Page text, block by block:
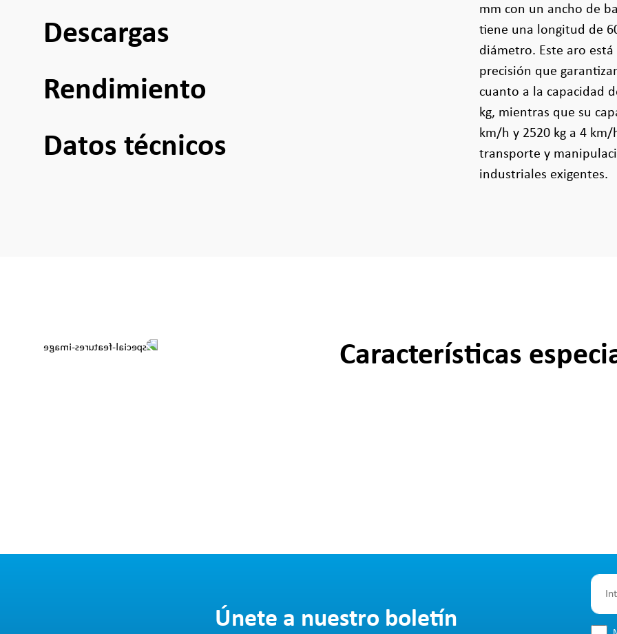
Descargas
Rendimiento
Datos técnicos
mm con un ancho de
tiene una longitud de
diámetro. Este aro
precisión que
cuanto a la capacidad
kg, mientras que su
km/h y 2520 kg a 4
transporte y
industriales exigentes.
Características
Únete a nuestro boletín